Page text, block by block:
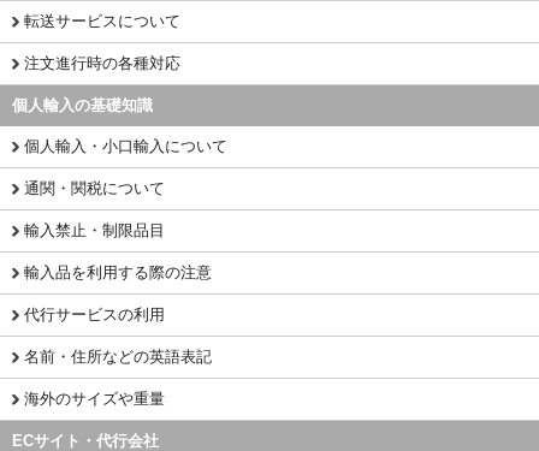
転送サービスについて
注文進行時の各種対応
個人輸入の基礎知識
個人輸入・小口輸入について
通関・関税について
輸入禁止・制限品目
輸入品を利用する際の注意
代行サービスの利用
名前・住所などの英語表記
海外のサイズや重量
ECサイト・代行会社